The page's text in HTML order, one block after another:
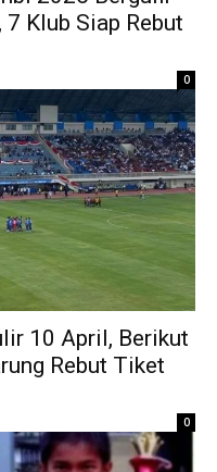
Klub Siap Rebut
0
10 April, Berikut
Rebut Tiket
0